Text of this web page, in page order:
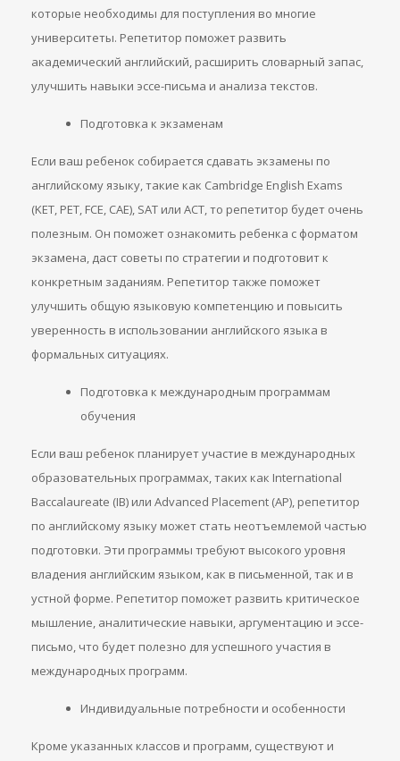
которые необходимы для поступления во многие
университеты. Репетитор поможет развить
академический английский, расширить словарный запас,
улучшить навыки эссе-письма и анализа текстов.
Подготовка к экзаменам
Если ваш ребенок собирается сдавать экзамены по
английскому языку, такие как Cambridge English Exams
(KET, PET, FCE, CAE), SAT или ACT, то репетитор будет очень
полезным. Он поможет ознакомить ребенка с форматом
экзамена, даст советы по стратегии и подготовит к
конкретным заданиям. Репетитор также поможет
улучшить общую языковую компетенцию и повысить
уверенность в использовании английского языка в
формальных ситуациях.
Подготовка к международным программам
обучения
Если ваш ребенок планирует участие в международных
образовательных программах, таких как International
Baccalaureate (IB) или Advanced Placement (AP), репетитор
по английскому языку может стать неотъемлемой частью
подготовки. Эти программы требуют высокого уровня
владения английским языком, как в письменной, так и в
устной форме. Репетитор поможет развить критическое
мышление, аналитические навыки, аргументацию и эссе-
письмо, что будет полезно для успешного участия в
международных программ.
Индивидуальные потребности и особенности
Кроме указанных классов и программ, существуют и